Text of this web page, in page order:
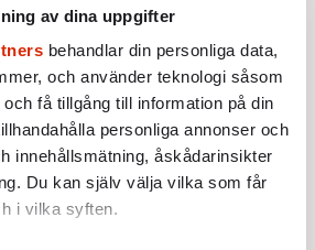
av dina uppgifter
behandlar din personliga data,
och använder teknologi såsom
få tillgång till information på din
personliga annonser och
innehållsmätning, åskådarinsikter
Du kan själv välja vilka som får
i vilka syften.
Ja, AC är ett hot mot den
om den lågbegåvade
i Filipstad
”Kommunisthögskolan” drömde
– men var femte liter läcker